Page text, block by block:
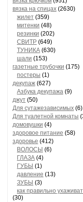
вязка на спицах (2630)
жилет (359)
митенки (48)
резинки (202)
СВИТР (649)
ТУНИКА (630)
шали (153)
газетные трубочки (175)
постеры (1)
декупаж (627)
Азбука декупажа (9)
джут (50)
Для сутажезависимых (6)
Для туалетной комнаты
домовушки (4)
здоровое питание (58)
здоровье (412)
ВОЛОСЫ (6)
ГЛАЗА (4)
ГУБЫ (1)
давление (13)
ЗУБЫ (3)
как правильно
(30)